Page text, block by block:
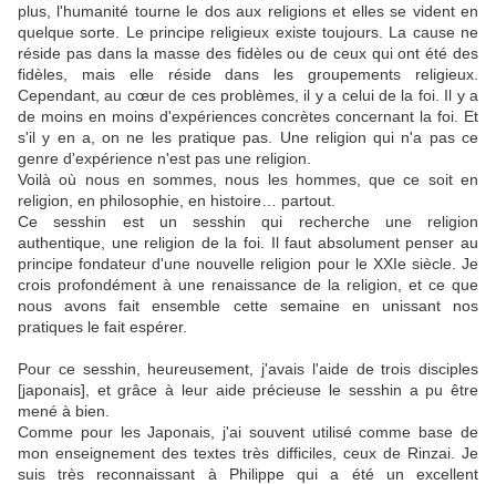
plus, l'humanité tourne le dos aux religions et elles se vident en
quelque sorte. Le principe religieux existe toujours. La cause ne
réside pas dans la masse des fidèles ou de ceux qui ont été des
fidèles, mais elle réside dans les groupements religieux.
Cependant, au cœur de ces problèmes, il y a celui de la foi. Il y a
de moins en moins d'expériences concrètes concernant la foi. Et
s'il y en a, on ne les pratique pas. Une religion qui n'a pas ce
genre d'expérience n'est pas une religion.
Voilà où nous en sommes, nous les hommes, que ce soit en
religion, en philosophie, en histoire… partout.
Ce sesshin est un sesshin qui recherche une religion
authentique, une religion de la foi. Il faut absolument penser au
principe fondateur d'une nouvelle religion pour le XXIe siècle. Je
crois profondément à une renaissance de la religion, et ce que
nous avons fait ensemble cette semaine en unissant nos
pratiques le fait espérer.
Pour ce sesshin, heureusement, j'avais l'aide de trois disciples
[japonais], et grâce à leur aide précieuse le sesshin a pu être
mené à bien.
Comme pour les Japonais, j'ai souvent utilisé comme base de
mon enseignement des textes très difficiles, ceux de Rinzai. Je
suis très reconnaissant à Philippe qui a été un excellent